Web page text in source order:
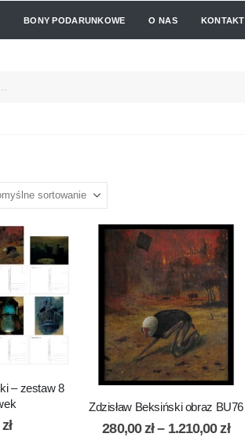
BONY PODARUNKOWE O NAS KONTAKT
– zestaw 8
zł
Zdzisław Beksiński obraz BU76
280,00zł – 1.210,00zł